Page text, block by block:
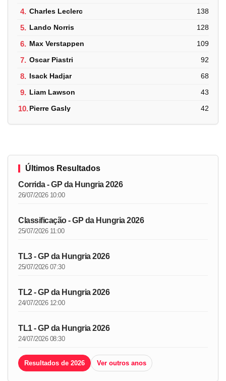
4. Charles Leclerc 138
5. Lando Norris 128
6. Max Verstappen 109
7. Oscar Piastri 92
8. Isack Hadjar 68
9. Liam Lawson 43
10.Pierre Gasly 42
Últimos Resultados
Corrida - GP da Hungria 2026
26/07/2026 10:00
Classificação - GP da Hungria 2026
25/07/2026 11:00
TL3 - GP da Hungria 2026
25/07/2026 07:30
TL2 - GP da Hungria 2026
24/07/2026 12:00
TL1 - GP da Hungria 2026
24/07/2026 08:30
Resultados de 2026 Ver outros anos